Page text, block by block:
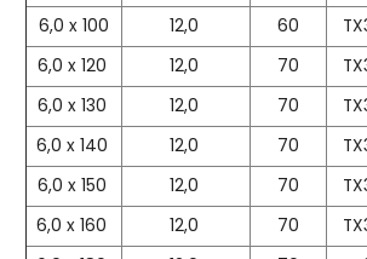
6,0 x 100
12,0 60
6,0 x 120
12,0 70
6,0 x 130
12,0 70
6,0 x 140
12,0 70
6,0 x 150
12,0 70
6,0 x 160
12,0 70